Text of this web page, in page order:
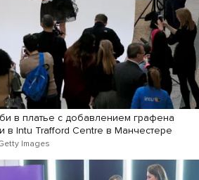
в платье с добавлением графена
в Intu Trafford Centre в Манчестере
Images